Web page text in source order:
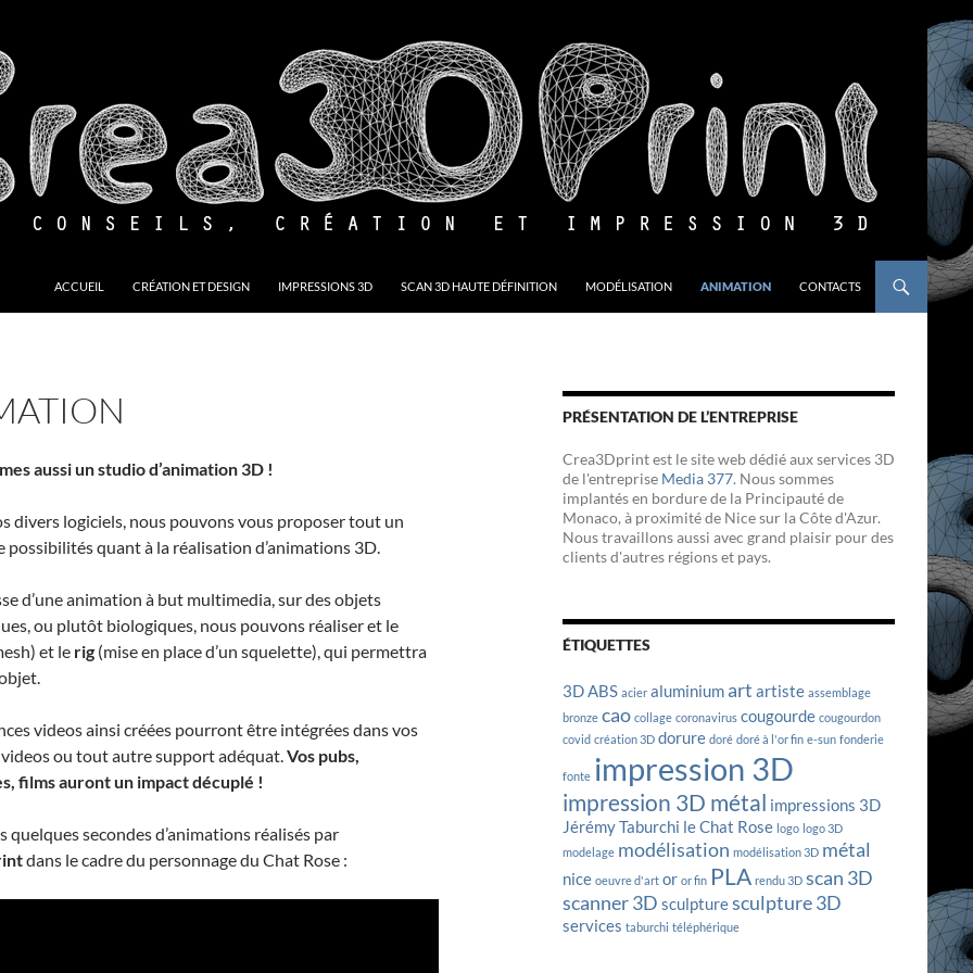
ACCUEIL CRÉATION ET DESIGN IMPRESSIONS 3D SCAN 3D HAUTE DÉFINITION MODÉLISATION ANIMATION CONTACTS
aussi un studio d’animation 3D !
divers logiciels, nous pouvons vous proposer tout un
possibilités quant à la réalisation d’animations 3D.
d’une animation à but multimedia, sur des objets
ou plutôt biologiques, nous pouvons réaliser et le
et le rig (mise en place d’un squelette), qui permettra
videos ainsi créées pourront être intégrées dans vos
ou tout autre support adéquat.Vos pubs,
films auront un impact décuplé !
quelques secondes d’animations réalisés par
dans le cadre du personnage du Chat Rose :
PRÉSENTATION DE L’ENTREPRISE
Crea3Dprint est le site web dédié aux services 3D
de l'entreprise Media 377. Nous sommes
implantés en bordure de la Principauté de
Monaco, à proximité de Nice sur la Côte d'Azur.
Nous travaillons aussi avec grand plaisir pour des
clients d'autres régions et pays.
ÉTIQUETTES
3DABS acier aluminium art artiste assemblage
bronze cao collage coronavirus cougourde cougourdon
covid création 3D dorure doré doré à l'or fin e-sun fonderie
fonte impression 3D
impression 3D métal impressions 3D
Jérémy Taburchi le Chat Rose logo logo 3D
modelage modélisation modélisation 3D métal
nice oeuvre d'art or or fin PLA rendu 3D scan 3D
scanner 3D sculpturesculpture 3D
services taburchi téléphérique